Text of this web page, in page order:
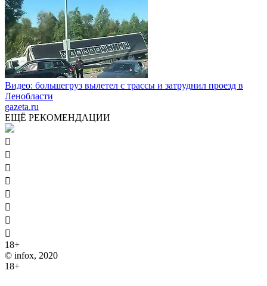
Видео: большегруз вылетел с трассы и затруднил проезд в
Ленобласти
gazeta.ru
ЕЩЁ РЕКОМЕНДАЦИИ








18+
© infox, 2020
18+